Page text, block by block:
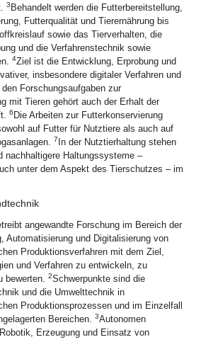
3 Behandelt werden die Futterbereitstellung,
Futterqualität und Tierernährung bis
sowie das Tierverhalten, die
und die Verfahrenstechnik sowie
4Ziel ist die Entwicklung, Erprobung und
insbesondere digitaler Verfahren und
den Forschungsaufgaben zur
mit Tieren gehört auch der Erhalt der
6 Die Arbeiten zur Futterkonservierung
auf Futter für Nutztiere als auch auf
7 In der Nutztierhaltung stehen
nachhaltigere Haltungssysteme –
unter dem Aspekt des Tierschutzes – im
angewandte Forschung im Bereich der
Automatisierung und Digitalisierung von
Produktionsverfahren mit dem Ziel,
und Verfahren zu entwickeln, zu
bewerten. 2Schwerpunkte sind die
und die Umwelttechnik in
Produktionsprozessen und im Einzelfall
Bereichen. 3Autonomen
Erzeugung und Einsatz von